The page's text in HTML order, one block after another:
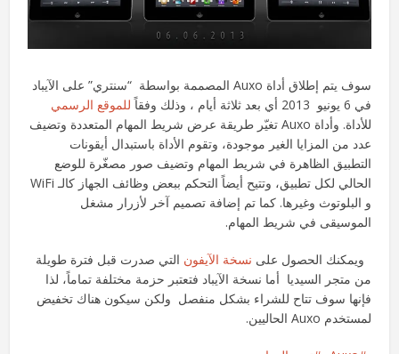
سوف يتم إطلاق أداة Auxo المصممة بواسطة “سنتري” على الآيباد
في 6 يونيو 2013 أي بعد ثلاثة أيام ، وذلك وفقاً
للموقع الرسمي
للأداة. وأداة Auxo تغيّر طريقة عرض شريط المهام المتعددة وتضيف
عدد من المزايا الغير موجودة، وتقوم الأداة باستبدال أيقونات
التطبيق الظاهرة في شريط المهام وتضيف صور مصغّرة للوضع
الحالي لكل تطبيق، وتتيح أيضاً التحكم ببعض وظائف الجهاز كالـ WiFi
و البلوتوث وغيرها. كما تم إضافة تصميم آخر لأزرار مشغل
الموسيقى في شريط المهام.
ويمكنك الحصول على نسخة الآيفون التي صدرت قبل فترة طويلة
من متجر السيديا أما نسخة الآيباد فتعتبر حزمة مختلفة تماماً، لذا
فإنها سوف تتاح للشراء بشكل منفصل ولكن سيكون هناك تخفيض
لمستخدم Auxo الحاليين.